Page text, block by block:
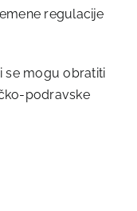
regulacije
se mogu obratiti
podravske